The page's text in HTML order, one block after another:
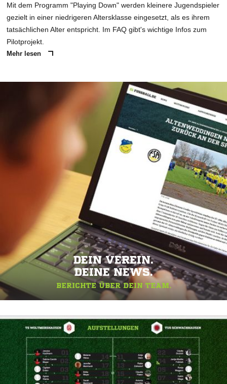
Mit dem Programm "Playing Down" werden kleinere Jugendspieler
gezielt in einer niedrigeren Altersklasse eingesetzt, als es ihrem
tatsächlichen Alter entspricht. Im FAQ gibt's wichtige Infos zum
Pilotprojekt.
Mehr lesen
DEIN VEREIN.
DEINE NEWS.
BERICHTE ÜBER DEIN TEAM.